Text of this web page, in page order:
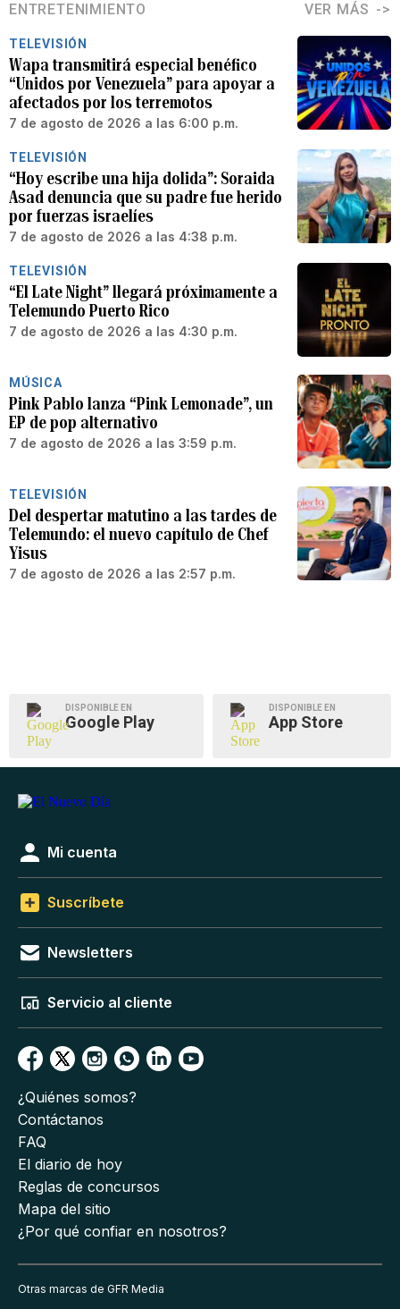
ENTRETENIMIENTO VER MÁS
TELEVISIÓN
Wapa transmitirá especial benéfico
“Unidos por Venezuela” para apoyar a
afectados por los terremotos
7 de agosto de 2026 a las 6:00 p.m.
TELEVISIÓN
“Hoy escribe una hija dolida”: Soraida
Asad denuncia que su padre fue herido
por fuerzas israelíes
7 de agosto de 2026 a las 4:38 p.m.
TELEVISIÓN
“El Late Night” llegará próximamente a
Telemundo Puerto Rico
7 de agosto de 2026 a las 4:30 p.m.
MÚSICA
Pink Pablo lanza “Pink Lemonade”, un
EP de pop alternativo
7 de agosto de 2026 a las 3:59 p.m.
TELEVISIÓN
Del despertar matutino a las tardes de
Telemundo: el nuevo capítulo de Chef
Yisus
7 de agosto de 2026 a las 2:57 p.m.
DISPONIBLE EN
Google Play
DISPONIBLE EN
App Store
Mi cuenta
Suscríbete
Newsletters
Servicio al cliente
¿Quiénes somos?
Contáctanos
FAQ
El diario de hoy
Reglas de concursos
Mapa del sitio
¿Por qué confiar en nosotros?
Otras marcas de GFR Media